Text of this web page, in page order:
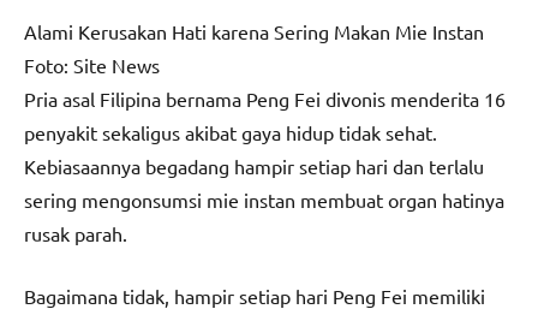
Alami Kerusakan Hati karena Sering Makan Mie Instan
Foto: Site News
Pria asal Filipina bernama Peng Fei divonis menderita 16
penyakit sekaligus akibat gaya hidup tidak sehat.
Kebiasaannya begadang hampir setiap hari dan terlalu
sering mengonsumsi mie instan membuat organ hatinya
rusak parah.
Bagaimana tidak, hampir setiap hari Peng Fei memiliki